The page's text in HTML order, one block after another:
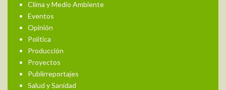
Clima y Medio Ambiente
Eventos
Opinión
Política
Producción
Proyectos
Publirreportajes
Salud y Sanidad